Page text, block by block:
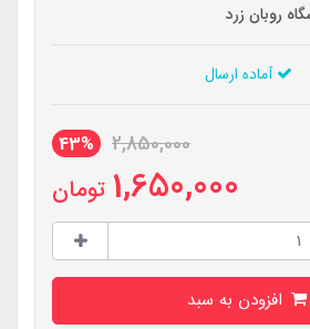
روبان زرد
آماده ارسال
2,850,000
43%
1,650,000 تومان